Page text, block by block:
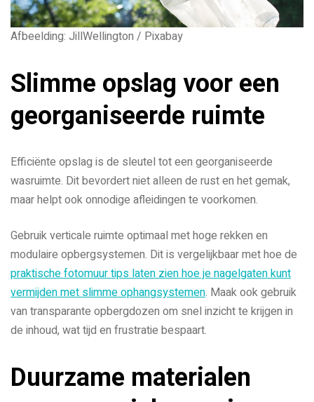
Afbeelding: JillWellington / Pixabay
Slimme opslag voor een
georganiseerde ruimte
Efficiënte opslag is de sleutel tot een georganiseerde
wasruimte. Dit bevordert niet alleen de rust en het gemak,
maar helpt ook onnodige afleidingen te voorkomen.
Gebruik verticale ruimte optimaal met hoge rekken en
modulaire opbergsystemen. Dit is vergelijkbaar met hoe de
praktische fotomuur tips laten zien hoe je nagelgaten kunt
vermijden met slimme ophangsystemen. Maak ook gebruik
van transparante opbergdozen om snel inzicht te krijgen in
de inhoud, wat tijd en frustratie bespaart.
Duurzame materialen